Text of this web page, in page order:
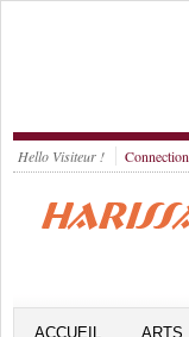
Hello Visiteur ! Connection
ACCUEIL ARTS